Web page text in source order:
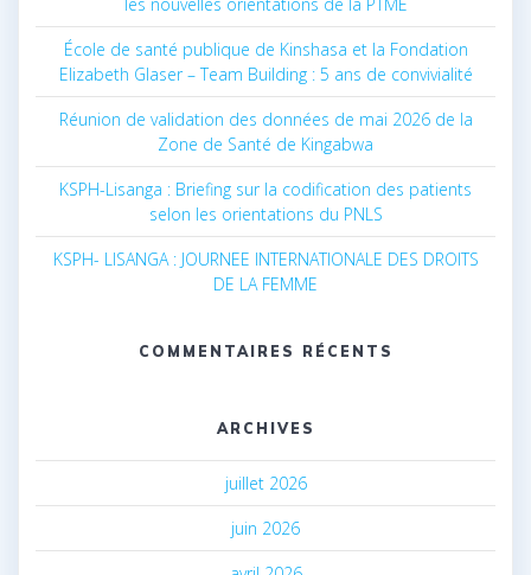
les nouvelles orientations de la PTME
École de santé publique de Kinshasa et la Fondation
Elizabeth Glaser – Team Building : 5 ans de convivialité
Réunion de validation des données de mai 2026 de la
Zone de Santé de Kingabwa
KSPH-Lisanga : Briefing sur la codification des patients
selon les orientations du PNLS
KSPH- LISANGA : JOURNEE INTERNATIONALE DES DROITS
DE LA FEMME
COMMENTAIRES RÉCENTS
ARCHIVES
juillet 2026
juin 2026